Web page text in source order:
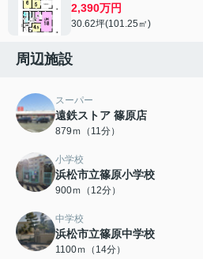
2,390万円
30.62坪(101.25㎡)
周辺施設
スーパー
遠鉄ストア 篠原店
879ｍ（11分）
小学校
浜松市立篠原小学校
900ｍ（12分）
中学校
浜松市立篠原中学校
1100ｍ（14分）